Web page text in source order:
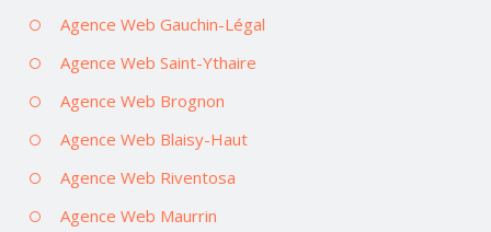
Agence Web Gauchin-Légal
Agence Web Saint-Ythaire
Agence Web Brognon
Agence Web Blaisy-Haut
Agence Web Riventosa
Agence Web Maurrin